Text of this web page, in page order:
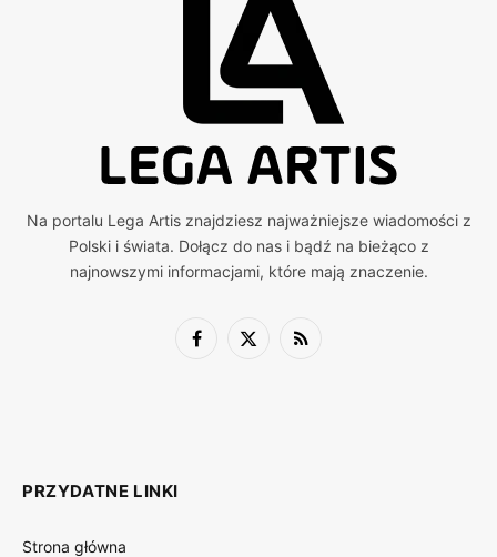
Na portalu Lega Artis znajdziesz najważniejsze wiadomości z
Polski i świata. Dołącz do nas i bądź na bieżąco z
najnowszymi informacjami, które mają znaczenie.
Facebook
X
RSS
PRZYDATNE LINKI
Strona główna